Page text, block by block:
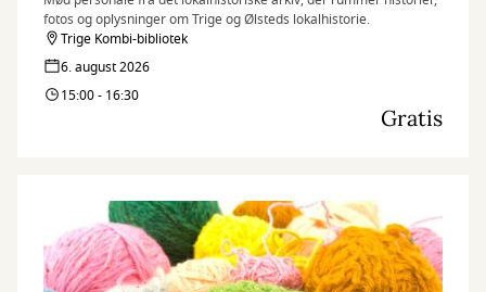
fotos og oplysninger om Trige og Ølsteds lokalhistorie.
Trige Kombi-bibliotek
6. august 2026
15:00 - 16:30
Gratis